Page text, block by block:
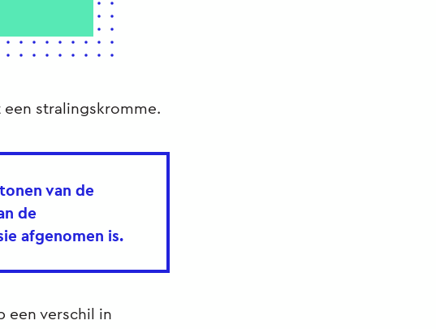
stralingskromme.
van de
de
afgenomen is.
een verschil in